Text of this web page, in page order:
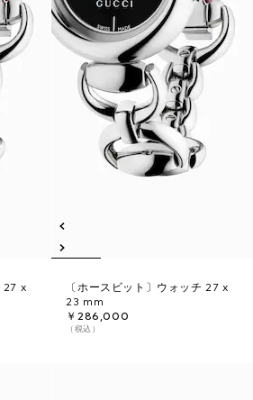
27 x
〔ホースビット〕ウォッチ 27 x
23 mm
￥286,000
（税込）